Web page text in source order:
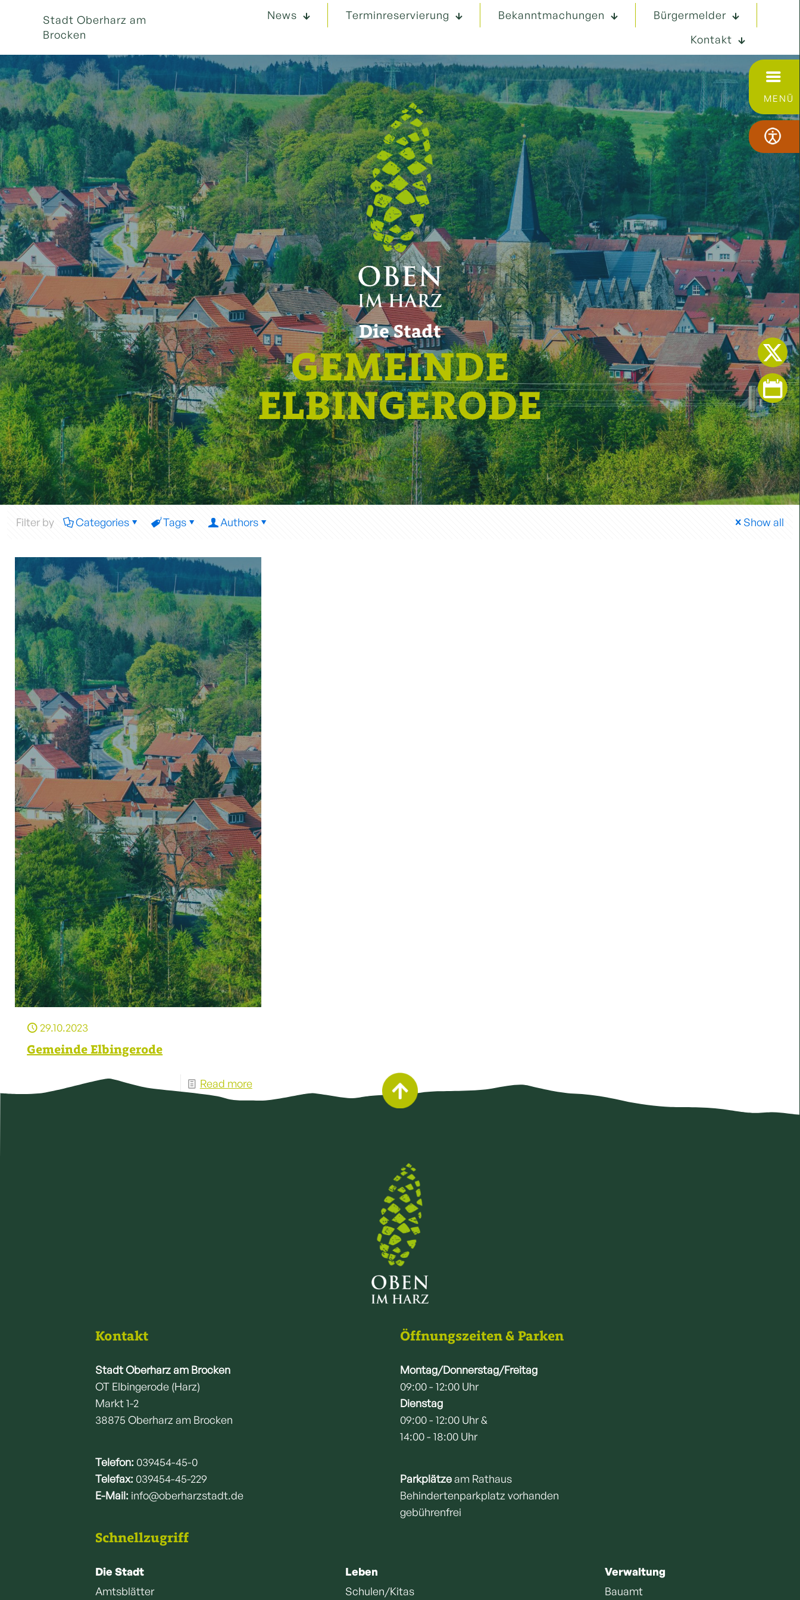
MENÜ
Stadt Oberharz am
Brocken
News Terminreservierung Bekanntmachungen
Bürgermelder
Kontakt
Die Stadt
GEMEINDE
ELBINGERODE
Filter by Categories Tags Authors Show all
ELBINGERODE
29.10.2023
Gemeinde Elbingerode
Read more
Kontakt
Stadt Oberharz am Brocken
OT Elbingerode (Harz)
Markt 1-2
38875 Oberharz am Brocken
Telefon: 039454-45-0
Telefax: 039454-45-229
E-Mail: info@oberharzstadt.de
Öffnungszeiten & Parken
Montag/Donnerstag/Freitag
09:00 - 12:00 Uhr
Dienstag
09:00 - 12:00 Uhr &
14:00 - 18:00 Uhr
Parkplätzeam Rathaus
Behindertenparkplatz vorhanden
gebührenfrei
Schnellzugriff
Die Stadt
Amtsblätter
Leben
Schulen/Kitas
Verwaltung
Bauamt